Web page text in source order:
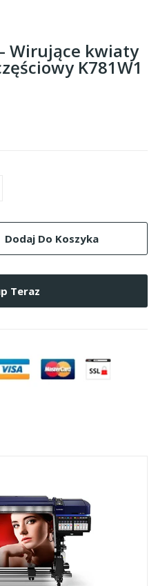
Wirujące kwiaty
K781W1
Dodaj Do Koszyka
Teraz